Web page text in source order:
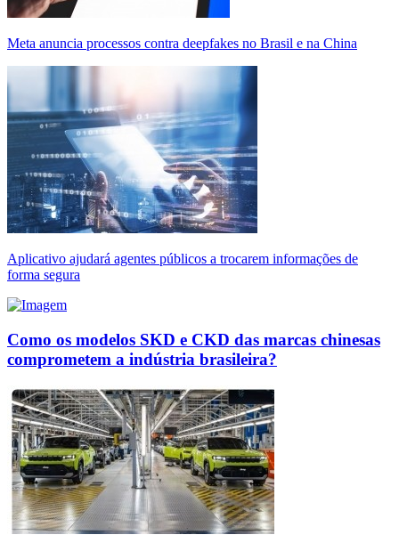
Meta anuncia processos contra deepfakes no Brasil e na China
Aplicativo ajudará agentes públicos a trocarem informações de
forma segura
Como os modelos SKD e CKD das marcas chinesas
comprometem a indústria brasileira?